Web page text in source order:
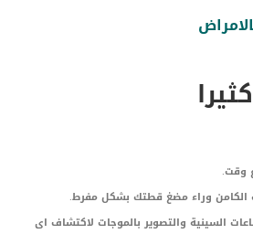
وقت.
الكامن وراء مضغ قطتك بشكل مفرط.
السينية والتصوير بالموجات لاكتشاف اى